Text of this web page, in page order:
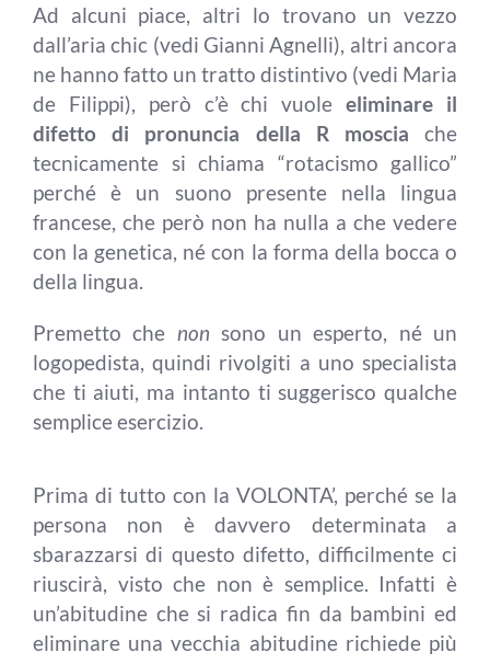
Ad alcuni piace, altri lo trovano un vezzo
dall’aria chic (vedi Gianni Agnelli), altri ancora
ne hanno fatto un tratto distintivo (vedi Maria
de Filippi), però c’è chi vuoleeliminare il
difetto di pronuncia della R moscia che
tecnicamente si chiama “rotacismo gallico”
perché è un suono presente nella lingua
francese, che però non ha nulla a che vedere
con la genetica, né con la forma della bocca o
della lingua.
Premetto che non sono un esperto, né un
logopedista, quindi rivolgiti a uno specialista
che ti aiuti, ma intanto ti suggerisco qualche
semplice esercizio.
Prima di tutto con la VOLONTA’, perché se la
persona non è davvero determinata a
sbarazzarsi di questo difetto, difficilmente ci
riuscirà, visto che non è semplice. Infatti è
un’abitudine che si radica fin da bambini ed
eliminare una vecchia abitudine richiede più